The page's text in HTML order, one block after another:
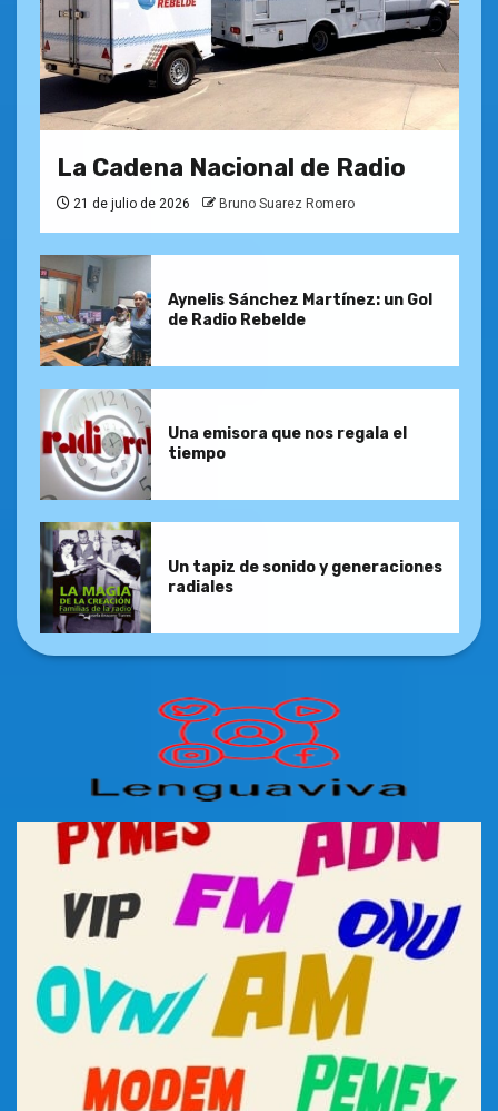
La Cadena Nacional de Radio
21 de julio de 2026 Bruno Suarez Romero
Aynelis Sánchez Martínez: un Gol
de Radio Rebelde
Una emisora que nos regala el
tiempo
Un tapiz de sonido y generaciones
radiales